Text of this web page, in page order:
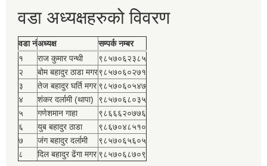
वडा अध्यक्षहरुको विवरण
वडा नंअध्यक्ष
सम्पर्क नम्बर
१
राज कुमार पन्थी
९८५७०६२३८५
२
बोम बहादुर ठाडा मगर९८५७०६०२७१
३
तेज बहादुर घर्ति मगर ९८५७०६०५४७
४
शंकर दर्लामी (थापा)
९८५७०६८०३५
५
गणेशमान गाहा
९८६६६२०७७६
६
युब बहादुर ठाडा
९८६७०४८५१०
७
जंग बहादुर दर्लामी
९८५७०६५६०५
८
दिल बहादुर ढेंगा मगर ९८५७०६८७०९